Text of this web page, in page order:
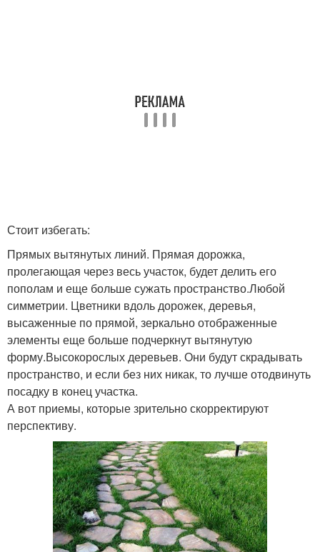
Стоит избегать:
Прямых вытянутых линий. Прямая дорожка,
пролегающая через весь участок, будет делить его
пополам и еще больше сужать пространство.Любой
симметрии. Цветники вдоль дорожек, деревья,
высаженные по прямой, зеркально отображенные
элементы еще больше подчеркнут вытянутую
форму.Высокорослых деревьев. Они будут скрадывать
пространство, и если без них никак, то лучше отодвинуть
посадку в конец участка.
А вот приемы, которые зрительно скорректируют
перспективу.